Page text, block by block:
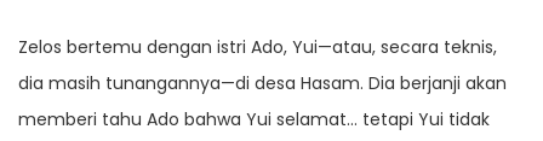
Zelos bertemu dengan istri Ado, Yui—atau, secara teknis,
dia masih tunangannya—di desa Hasam. Dia berjanji akan
memberi tahu Ado bahwa Yui selamat… tetapi Yui tidak